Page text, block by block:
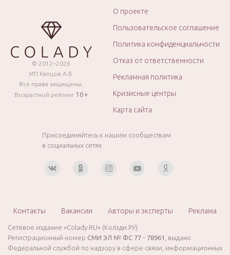
© 2012–2026
ИП Капцов А.Б.
Все права защищены.
Возрастной рейтинг 16+
О проекте
Пользовательское соглашение
Политика конфиденциальности
Отказ от ответственности
Рекламная политика
Кризисные центры
Карта сайта
Присоединяйтесь к нашим сообществам
в социальных сетях
Контакты Вакансии Авторы и эксперты Реклама
Сетевое издание «Colady.RU» (Колэди.РУ)
Регистрационный номер СМИ ЭЛ № ФС 77 - 78961
, выдано
Федеральной службой по надзору в сфере связи, информационных